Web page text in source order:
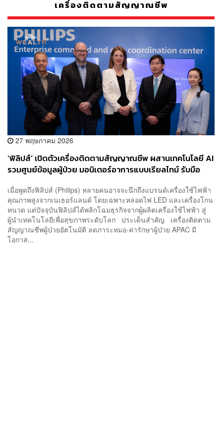
เครื่องติดตามสัญญาณชีพ
27 พฤษภาคม 2026
‘ฟิลิปส์’ เปิดตัวเครื่องติดตามสัญญาณชีพ ผสานเทคโนโลยี AI
รวมศูนย์ข้อมูลผู้ป่วย มอนิเตอร์อาการแบบเรียลไทม์ รับมือ
เมื่อพูดถึงฟิลิปส์ (Philips) หลายคนอาจจะนึกถึงแบรนด์เครื่องใช้ไฟฟ้า
คุณภาพสูงจากเนเธอร์แลนด์ โดยเฉพาะหลอดไฟ LED และเครื่องโกน
หนวด แต่ปัจจุบันฟิลิปส์ได้พลิกโฉมธุรกิจจากผู้ผลิตเครื่องใช้ไฟฟ้า สู่
ผู้นำเทคโนโลยีเพื่อสุขภาพระดับโลก ประเด็นสำคัญ เครื่องติดตาม
สัญญาณชีพผู้ป่วยอัตโนมัติ ลดภาระหมอ-ค่ารักษาผู้ป่วย APAC มี
โอกาส...